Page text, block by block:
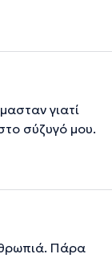
γιατί
σύζυγό μου.
Πάρα